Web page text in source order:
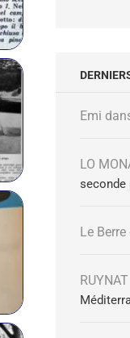
Emi
LO
seconde
Le Berre
RUYNAT